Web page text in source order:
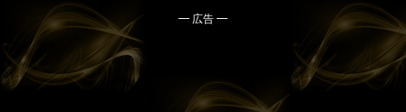
━ 広告 ━